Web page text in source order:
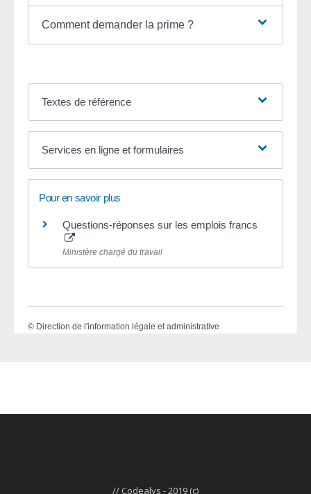
Comment demander la prime ?
Textes de référence
Services en ligne et formulaires
Pour en savoir plus
Questions-réponses sur les emplois francs
Ministère chargé du travail
© Direction de l'information légale et administrative
// Codealys - 2019 (c)